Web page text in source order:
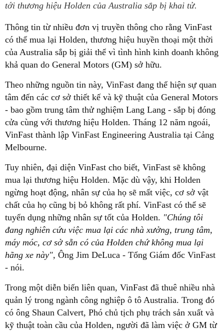
tới thương hiệu Holden của Australia sắp bị khai tử.
Thông tin từ nhiều đơn vị truyền thông cho rằng VinFast
có thể mua lại Holden, thương hiệu huyền thoại một thời
của Australia sắp bị giải thể vì tình hình kinh doanh không
khả quan do General Motors (GM) sở hữu.
Theo những nguồn tin này, VinFast đang thể hiện sự quan
tâm đến các cơ sở thiết kế và kỹ thuật của General Motors
- bao gồm trung tâm thử nghiệm Lang Lang - sắp bị đóng
cửa cùng với thương hiệu Holden. Tháng 12 năm ngoái,
VinFast thành lập VinFast Engineering Australia tại Cảng
Melbourne.
Tuy nhiên, đại diện VinFast cho biết, VinFast sẽ không
mua lại thương hiệu Holden. Mặc dù vậy, khi Holden
ngừng hoạt động, nhân sự của họ sẽ mất việc, cơ sở vật
chất của họ cũng bị bỏ không rất phí. VinFast có thể sẽ
tuyển dụng những nhân sự tốt của Holden. "Chúng tôi
đang nghiên cứu việc mua lại các nhà xưởng, trung tâm,
máy móc, cơ sở sẵn có của Holden chứ không mua lại
hãng xe này", Ông Jim DeLuca - Tổng Giám đốc VinFast
- nói.
Trong một diễn biến liên quan, VinFast đã thuê nhiều nhà
quản lý trong ngành công nghiệp ô tô Australia. Trong đó
có ông Shaun Calvert, Phó chủ tịch phụ trách sản xuất và
kỹ thuật toàn cầu của Holden, người đã làm việc ở GM từ